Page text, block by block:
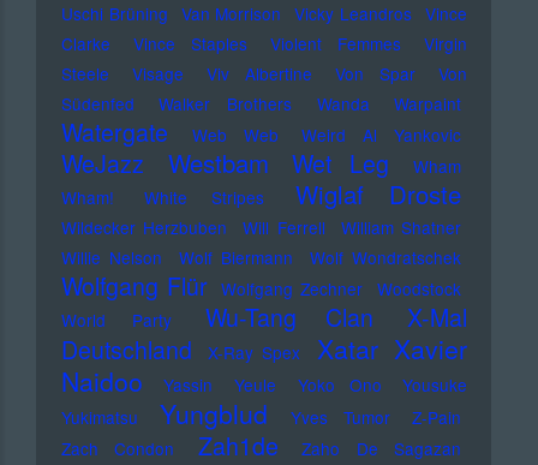
Uschi Brüning Van Morrison Vicky Leandros Vince
Clarke
Vince Staples Violent Femmes
Virgin
Steele
Visage Viv Albertine Von Spar
Von
Südenfed
Walker Brothers Wanda Warpaint
Watergate Web Web Weird Al Yankovic
WeJazz Westbam Wet Leg
Wham
Wham!
White Stripes Wiglaf Droste
Wildecker Herzbuben Will Ferrell
William Shatner
Willie Nelson
Wolf Biermann Wolf Wondratschek
Wolfgang Flür Wolfgang Zechner
Woodstock
World Party
Wu-Tang Clan
X-Mal
Deutschland
X-Ray Spex Xatar Xavier
Naidoo
Yassin Yeule Yoko Ono
Yousuke
Yukimatsu
Yungblud Yves Tumor
Z-Pain
Zach Condon
Zah1de Zaho De Sagazan